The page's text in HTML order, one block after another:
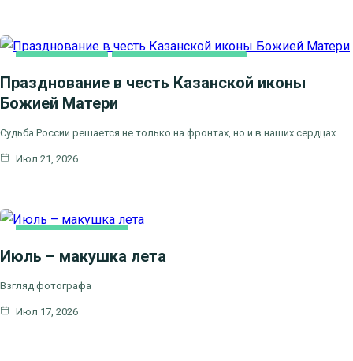
Празднование в честь Казанской иконы
Божией Матери
Судьба России решается не только на фронтах, но и в наших сердцах
Июл 21, 2026
ИСКУCСТВО
Июль – макушка лета
Взгляд фотографа
Июл 17, 2026